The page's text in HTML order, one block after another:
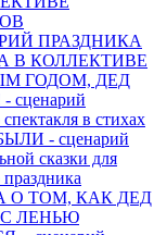
ПРАЗДНИКА
В КОЛЛЕКТИВЕ
ГОДОМ, ДЕД
сценарий
спектакля в стихах
- сценарий
сказки для
праздника
О ТОМ, КАК ДЕД
ЛЕНЬЮ